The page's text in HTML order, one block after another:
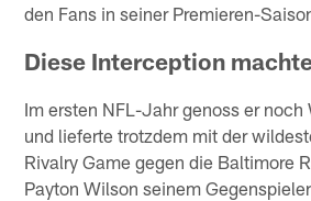
den Fans in seiner Premieren-
Diese Interception
Im ersten NFL-Jahr genoss er noch
und lieferte trotzdem mit der
Rivalry Game gegen die Baltimore
Payton Wilson seinem